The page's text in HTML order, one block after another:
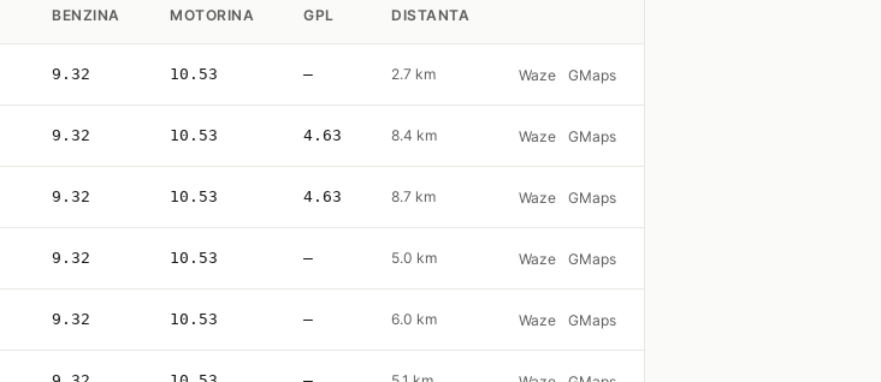
BENZINA MOTORINA GPL DISTANTA
9.32 10.53 — 2.7 km Waze GMaps
9.32 10.53 4.63 8.4 km Waze GMaps
9.32 10.53 4.63 8.7 km Waze GMaps
9.32 10.53 — 5.0 km Waze GMaps
9.32 10.53 — 6.0 km Waze GMaps